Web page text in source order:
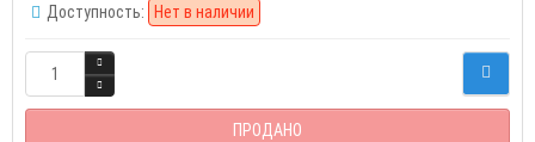
Доступность: Нет в наличии
ПРОДАНО